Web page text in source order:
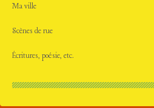
Ma ville
Scènes de rue
Écritures, poésie, etc.